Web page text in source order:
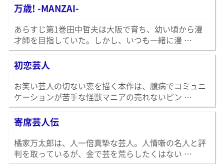
万歳! -MANZAI-
あらすじ第1巻田中哲夫は大阪で育ち、幼い頃から漫
才師を目指していた。しかし、いつも一緒に漫 …
初恋芸人
お笑い芸人の切ない恋を描く本作は、臆病でコミュニ
ケーションが苦手な怪獣マニアの売れないピン …
寄席芸人伝
橘家万太郎は、人一倍真摯な芸人。人情噺の名人と評
判を取っているが、金で芸を荒らしたくはない …